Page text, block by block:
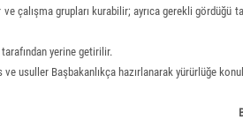
çalışma grupları kurabilir; ayrıca gerekli
yerine getirilir.
usuller Başbakanlıkça hazırlanarak yürürlüğe